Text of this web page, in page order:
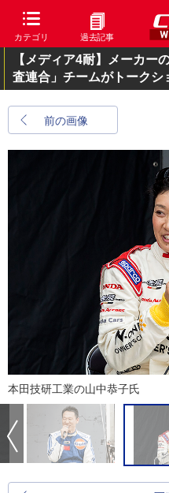
カテゴリ 過去記事
【メディア4耐】メーカー
査連合」チームがトークシ
前の画像
本田技研工業の山中恭子氏